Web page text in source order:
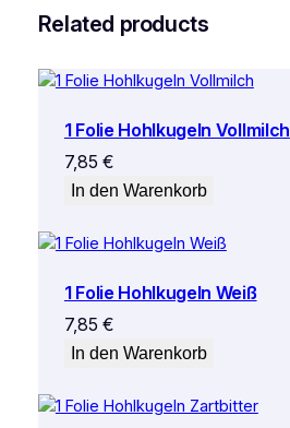
Related products
1 Folie Hohlkugeln Vollmilch
7,85 €
In den Warenkorb
1 Folie Hohlkugeln Weiß
7,85 €
In den Warenkorb